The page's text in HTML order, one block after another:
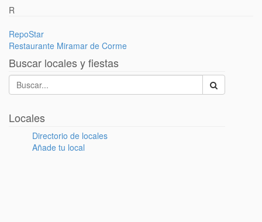
R
RepoStar
Restaurante Miramar de Corme
Buscar locales y fiestas
Locales
Directorio de locales
Añade tu local